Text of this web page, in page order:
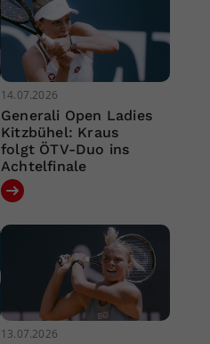
14.07.2026
Generali Open Ladies
Kitzbühel: Kraus
folgt ÖTV-Duo ins
Achtelfinale
13.07.2026